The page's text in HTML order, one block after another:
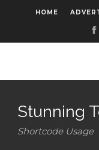
HOME
Stunning
Shortcode Usage